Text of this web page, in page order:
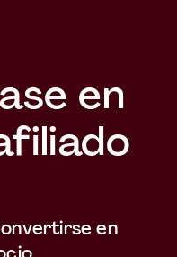
en
en